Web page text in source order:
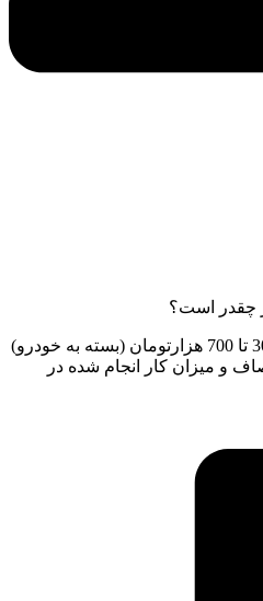
چقدر است؟
قیمت سنسور دریچه گاز بین 300 تا 700 هزارتومان (بسته به خودرو)
و میزان کار انجام شده در